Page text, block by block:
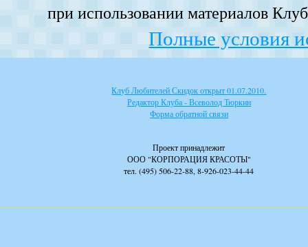
при использовании материалов
Полные условия
Клуб Любителей Скидок открыт 01.07.2010.
Редактор Клуба - Всеволод Тюркин
Форма обратной связи
Проект принадлежит
ООО "КОРПОРАЦИЯ КРАСОТЫ"
тел. (495) 506-22-88, 8-926-023-44-44